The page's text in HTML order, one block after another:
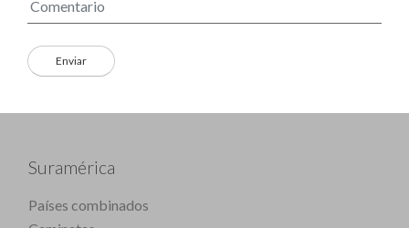
Suramérica
Países combinados